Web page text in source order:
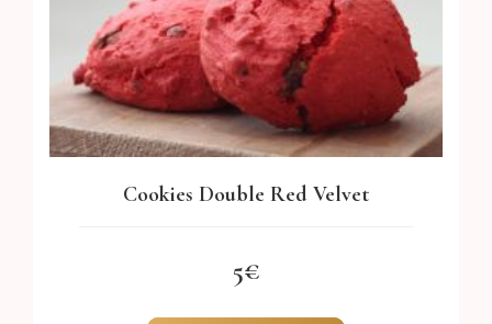
Cookies Double Red Velvet
5